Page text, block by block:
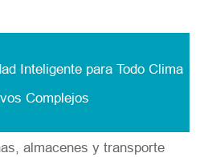
Inteligente para Todo Clima
Complejos
almacenes y transporte